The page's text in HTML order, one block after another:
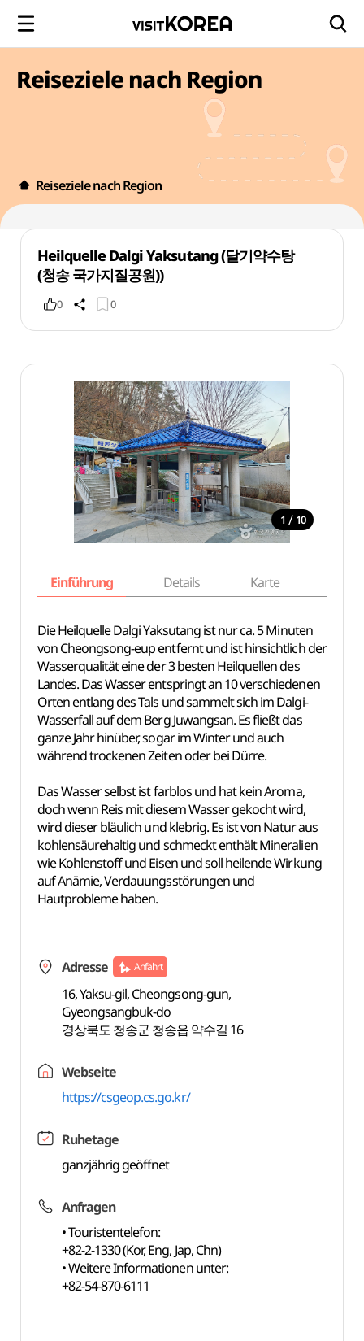
Reiseziele nach Region
Reiseziele nach Region
Heilquelle Dalgi Yaksutang (달기약수탕
(청송 국가지질공원))
0 0
1 / 10
Einführung Details Karte
Die Heilquelle Dalgi Yaksutang ist nur ca. 5 Minuten
von Cheongsong-eup entfernt und ist hinsichtlich der
Wasserqualität eine der 3 besten Heilquellen des
Landes. Das Wasser entspringt an 10 verschiedenen
Orten entlang des Tals und sammelt sich im Dalgi-
Wasserfall auf dem Berg Juwangsan. Es fließt das
ganze Jahr hinüber, sogar im Winter und auch
während trockenen Zeiten oder bei Dürre.
Das Wasser selbst ist farblos und hat kein Aroma,
doch wenn Reis mit diesem Wasser gekocht wird,
wird dieser bläulich und klebrig. Es ist von Natur aus
kohlensäurehaltig und schmeckt enthält Mineralien
wie Kohlenstoff und Eisen und soll heilende Wirkung
auf Anämie, Verdauungsstörungen und
Hautprobleme haben.
Adresse Anfahrt
16, Yaksu-gil, Cheongsong-gun,
Gyeongsangbuk-do
경상북도 청송군 청송읍 약수길 16
Webseite
https://csgeop.cs.go.kr/
Ruhetage
ganzjährig geöffnet
Anfragen
• Touristentelefon:
+82-2-1330 (Kor, Eng, Jap, Chn)
• Weitere Informationen unter:
+82-54-870-6111